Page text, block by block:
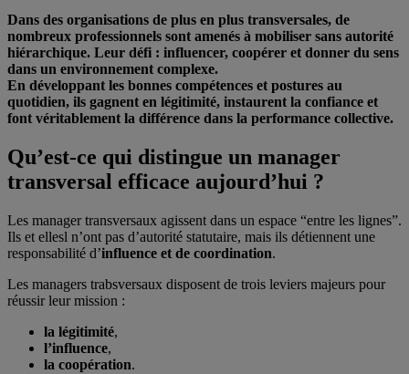
Dans des organisations de plus en plus transversales, de
nombreux professionnels sont amenés à mobiliser sans autorité
hiérarchique. Leur défi : influencer, coopérer et donner du sens
dans un environnement complexe.
En développant les bonnes compétences et postures au
quotidien, ils gagnent en légitimité, instaurent la confiance et
font véritablement la différence dans la performance collective.
Qu’est-ce qui distingue un manager
transversal efficace aujourd’hui ?
Les manager transversaux agissent dans un espace “entre les lignes”.
Ils et ellesl n’ont pas d’autorité statutaire, mais ils détiennent une
responsabilité d’influence et de coordination.
Les managers trabsversaux disposent de trois leviers majeurs pour
réussir leur mission :
la légitimité,
l’influence,
la coopération.